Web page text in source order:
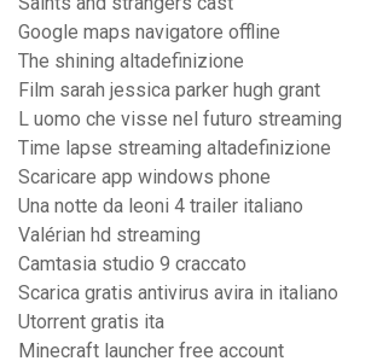
Google maps navigatore offline
The shining altadefinizione
Film sarah jessica parker hugh grant
L uomo che visse nel futuro streaming
Time lapse streaming altadefinizione
Scaricare app windows phone
Una notte da leoni 4 trailer italiano
Valérian hd streaming
Camtasia studio 9 craccato
Scarica gratis antivirus avira in italiano
Utorrent gratis ita
Minecraft launcher free account